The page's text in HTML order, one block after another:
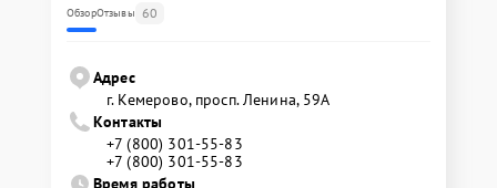
ОбзорОтзывы 60
Адрес
г. Кемерово, просп. Ленина, 59А
Контакты
+7 (800) 301-55-83
+7 (800) 301-55-83
Время работы